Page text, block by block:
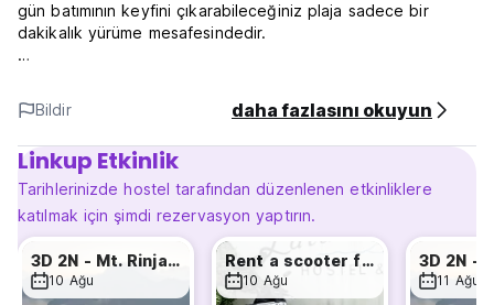
gün batımının keyfini çıkarabileceğiniz plaja sadece bir
dakikalık yürüme mesafesindedir.
kadınlara özel) ve özel banyolu özel odalar sunmaktadır.
Diğer olanaklar arasında soda, kahve, çay veya güzel bir
soğuk Bintang'ın keyfini çıkarabileceğiniz yüzme havuzumuz
ve barımız bulunmaktadır. Herkesin keyif alabileceği lezzetli
kahvaltı seçenekleri dahildir.
İhtiyaç duyabileceğiniz veya isteyebileceğiniz her konuda
yardımcı olmaktan mutluluk duyuyoruz ve muhteşem Lombok
deneyiminizin bir parçası olmayı sabırsızlıkla bekliyoruz.
Bildir daha fazlasını okuyun
Linkup Etkinlik
Tarihlerinizde hostel tarafından düzenlenen etkinliklere
katılmak için şimdi rezervasyon yaptırın.
3D 2N - Mt. Rinjani tour - Free One Nigh
10 Ağu
Rent a scooter for 24hrs
10 Ağu 11 Ağu